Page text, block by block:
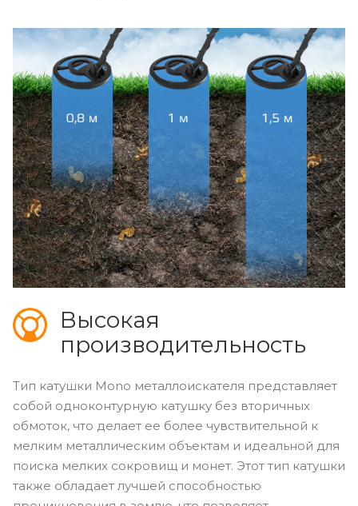
Высокая
производительность
Тип катушки Mono металлоискателя представляет
собой одноконтурную катушку без вторичных
обмоток, что делает ее более чувствительной к
мелким металлическим объектам и идеальной для
поиска мелких сокровищ и монет. Этот тип катушки
также обладает лучшей способностью